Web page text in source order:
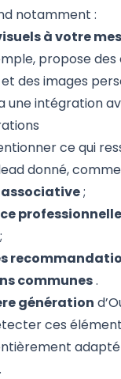
notamment :
à votre
propose
des images
une intégration
ce qui
donné,
associative;
communes.
génération
ces